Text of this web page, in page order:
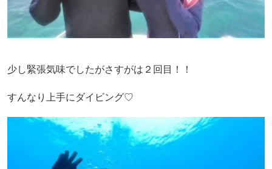
少し緊張気味でしたがさすがは２回目！！
すんなり上手にダイビング♡